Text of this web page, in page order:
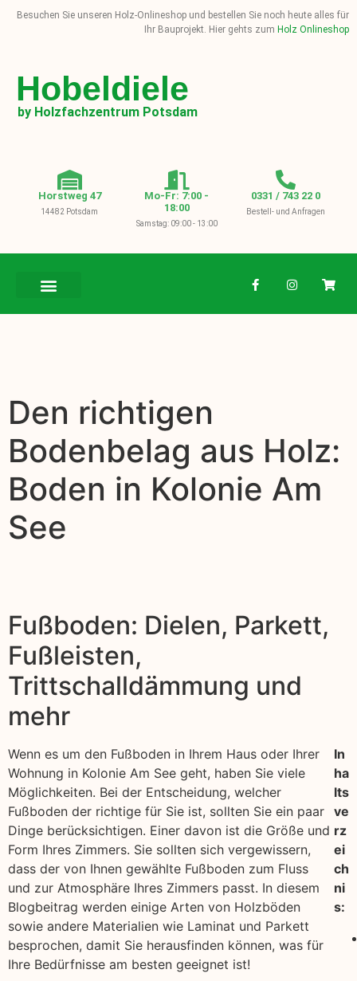
Besuchen Sie unseren Holz-Onlineshop und bestellen Sie noch heute alles für
Ihr Bauprojekt. Hier gehts zum Holz Onlineshop
Hobeldiele
by Holzfachzentrum Potsdam
Horstweg 47
14482 Potsdam
Mo-Fr: 7:00 -
18:00
Samstag: 09:00 - 13:00
0331 / 743 22 0
Bestell- und Anfragen
Den richtigen
Bodenbelag aus Holz:
Boden in Kolonie Am
See
Fußboden: Dielen, Parkett,
Fußleisten,
Trittschalldämmung und
mehr
Wenn es um den Fußboden in Ihrem Haus oder Ihrer
Wohnung in Kolonie Am See geht, haben Sie viele
Möglichkeiten. Bei der Entscheidung, welcher
Fußboden der richtige für Sie ist, sollten Sie ein paar
Dinge berücksichtigen. Einer davon ist die Größe und
Form Ihres Zimmers. Sie sollten sich vergewissern,
dass der von Ihnen gewählte Fußboden zum Fluss
und zur Atmosphäre Ihres Zimmers passt. In diesem
Blogbeitrag werden einige Arten von Holzböden
sowie andere Materialien wie Laminat und Parkett
besprochen, damit Sie herausfinden können, was für
Ihre Bedürfnisse am besten geeignet ist!
In
ha
lts
ve
rz
ei
ch
ni
s: